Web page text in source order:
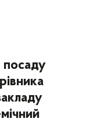
посаду